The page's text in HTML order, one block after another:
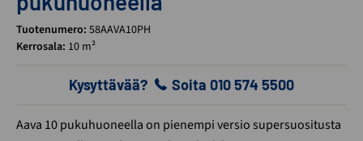
Tuotenumero: 58AAVA10PH
Kerrosala: 10 m²
Kysyttävää? Soita 010 574 5500
Aava 10 pukuhuoneella on pienempi versio supersuositusta